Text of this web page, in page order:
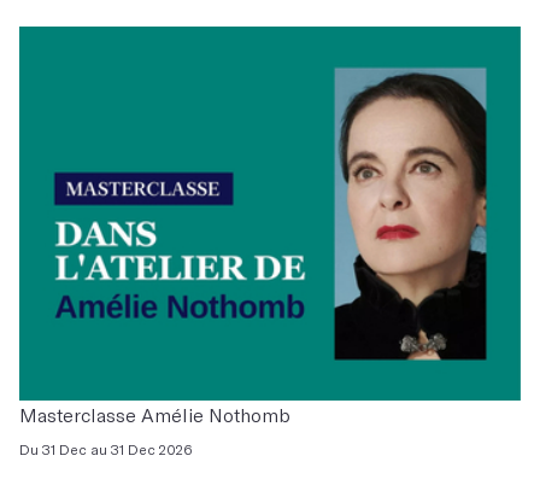
Masterclasse Amélie Nothomb
Du 31 Dec au 31 Dec 2026